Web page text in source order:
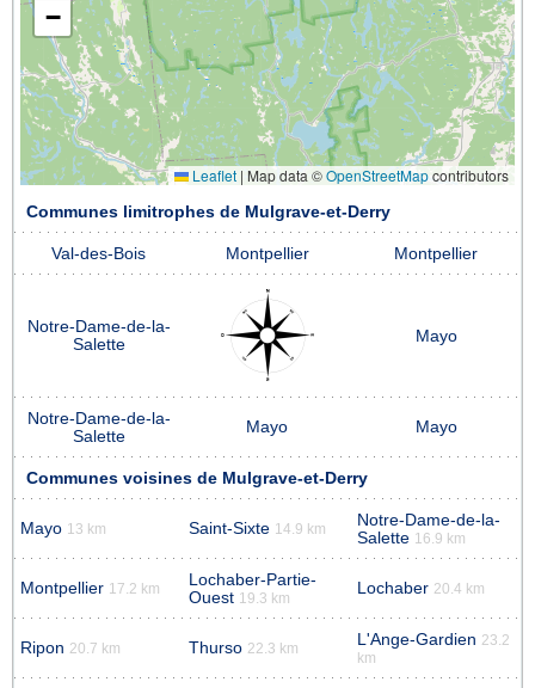
−
Leaflet | Map data ©OpenStreetMapcontributors
Communes limitrophes de Mulgrave-et-Derry
Val-des-Bois Montpellier Montpellier
Notre-Dame-de-la-
Salette
Mayo
Notre-Dame-de-la-
Salette
Mayo Mayo
Communes voisines de Mulgrave-et-Derry
Mayo 13 km Saint-Sixte 14.9 km
Notre-Dame-de-la-
Salette 16.9 km
Montpellier 17.2 km
Lochaber-Partie-
Ouest 19.3 km
Lochaber 20.4 km
Ripon 20.7 km Thurso 22.3 km L'Ange-Gardien 23.2
km